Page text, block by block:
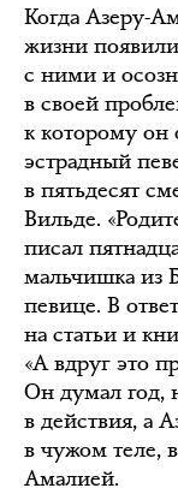
Когда Азеру-
жизни
с ними и
в своей
к которому он
эстрадный
в пятьдесят
Вильде.
писал
мальчишка из
певице. В
на статьи и
«А вдруг это
Он думал год,
в действия, а
в чужом теле,
Амалией.